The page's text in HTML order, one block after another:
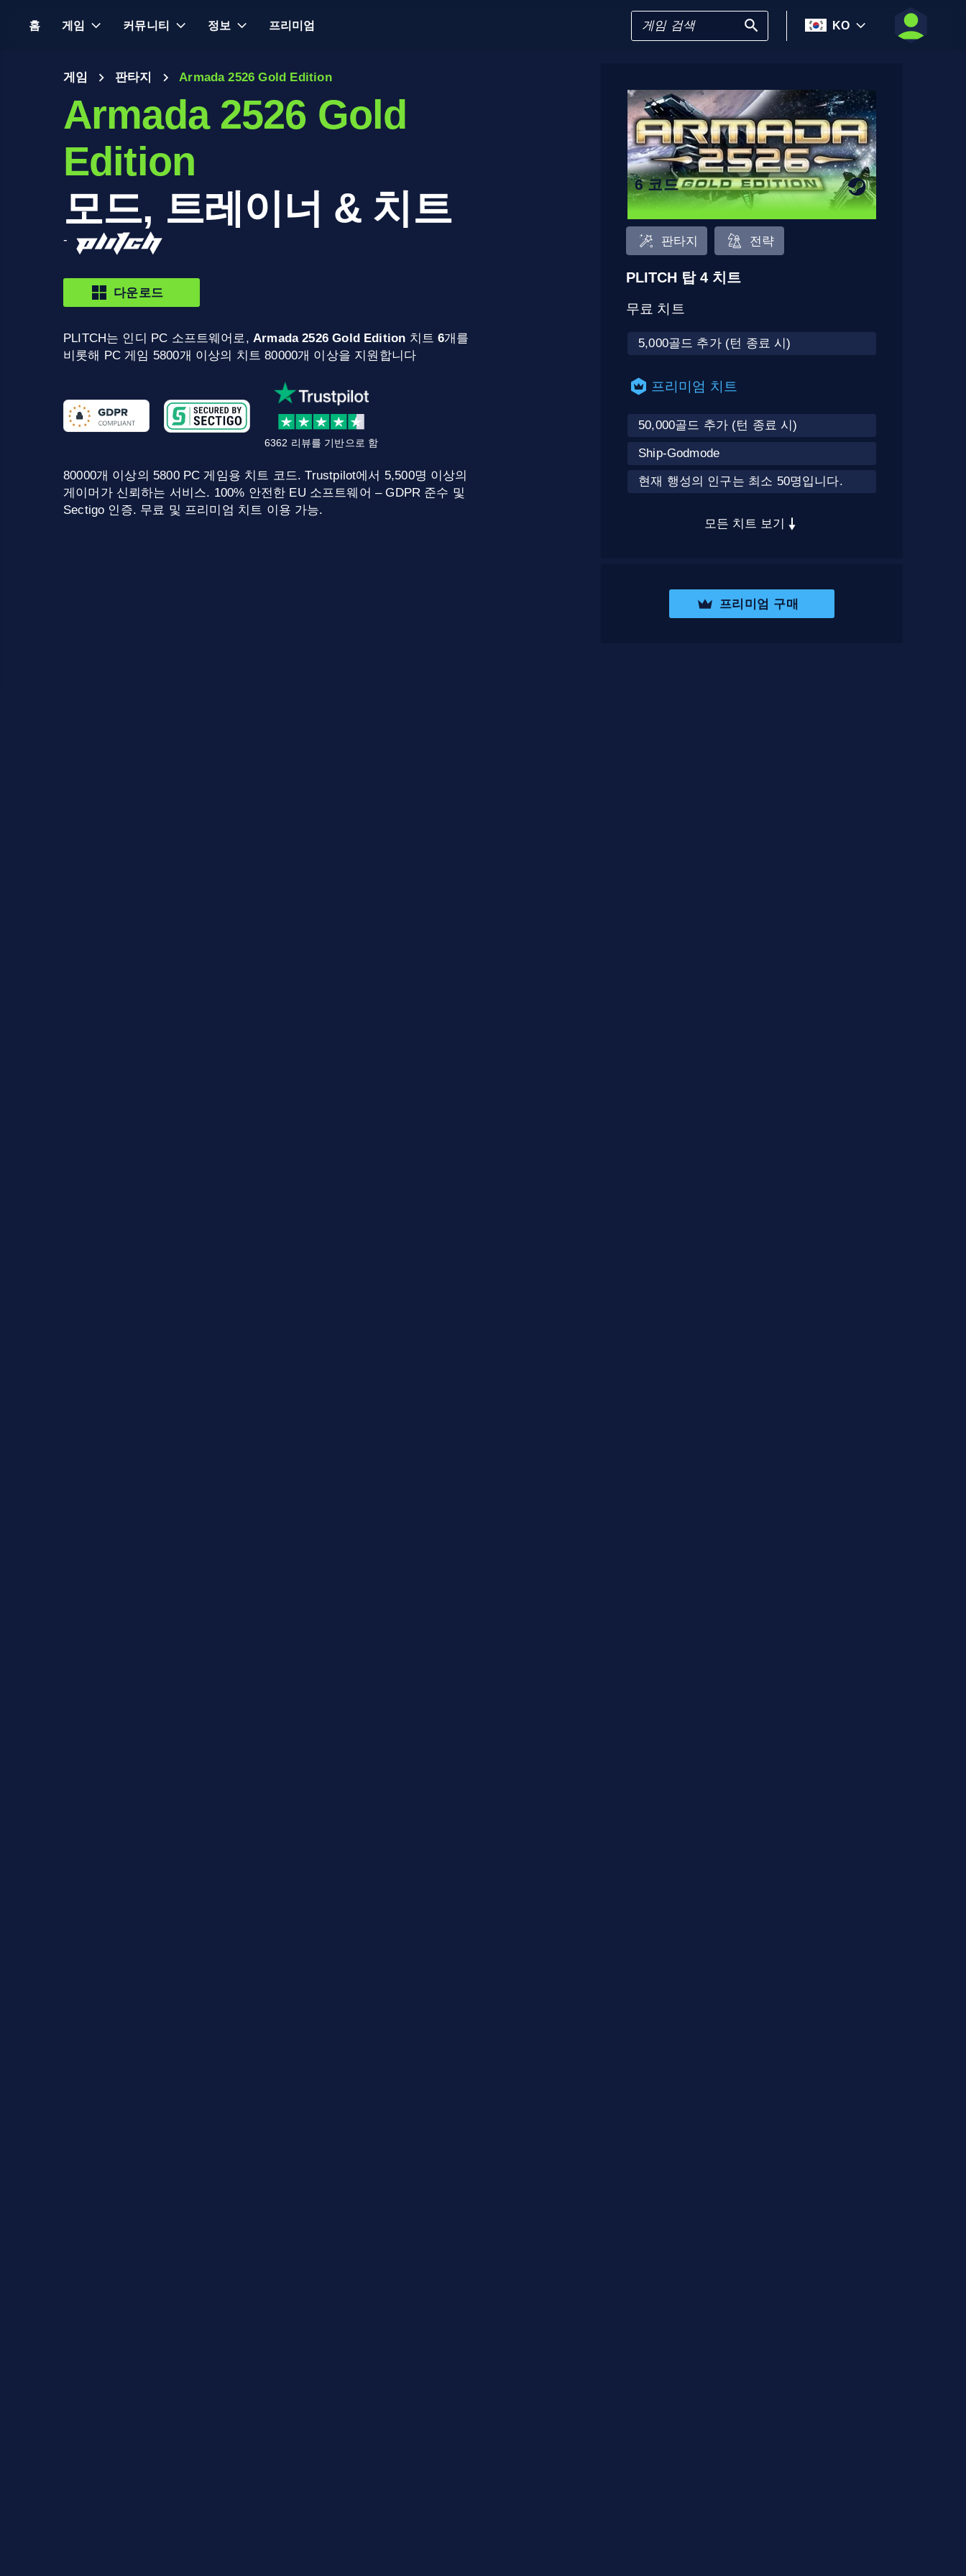
홈 게임 커뮤니티 정보 프리미엄 KO
게임 판타지 Armada 2526 Gold Edition
Armada 2526 Gold
Edition
모드, 트레이너 & 치트
-
다운로드
PLITCH는 인디 PC 소프트웨어로,Armada 2526 Gold Edition 치트6개를
비롯해 PC 게임 5800개 이상의 치트 80000개 이상을 지원합니다
6362 리뷰를 기반으로 함
80000개 이상의 5800 PC 게임용 치트 코드. Trustpilot에서 5,500명 이상의
게이머가 신뢰하는 서비스. 100% 안전한 EU 소프트웨어 – GDPR 준수 및
Sectigo 인증. 무료 및 프리미엄 치트 이용 가능.
6 코드
판타지 전략
PLITCH 탑 4 치트
무료 치트
5,000골드 추가 (턴 종료 시)
프리미엄 치트
50,000골드 추가 (턴 종료 시)
Ship-Godmode
현재 행성의 인구는 최소 50명입니다.
모든 치트 보기
프리미엄 구매